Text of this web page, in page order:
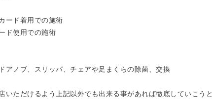
ード着用での施術
ド使用での施術
アノブ、スリッパ、チェアや足まくらの除菌、交換
いただけるよう上記以外でも出来る事があれば徹底していこうと